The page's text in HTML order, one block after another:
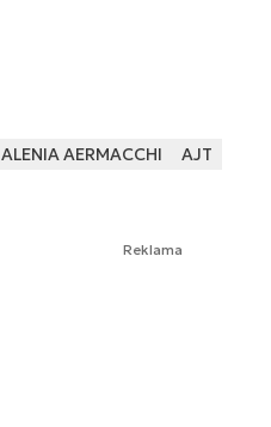
ALENIA AERMACCHI
AJT
Reklama